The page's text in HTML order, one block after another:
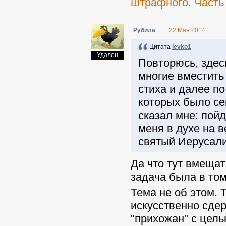
Удален
Pyбила 22 Мая 2014
Цитата levko1
Повторюсь,
многие
стиха и далее
которых было
сказал мне:
меня в духе на
святый
Да что тут
задача была в
Тема не об этом.
искусственно
"прихожан" с